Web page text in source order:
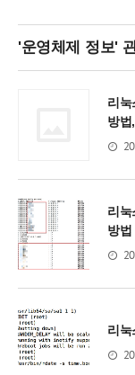
'운영체제 정보'
리
방
리
방법
리눅